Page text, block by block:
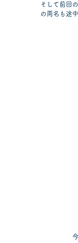
そして前回
の両名も途